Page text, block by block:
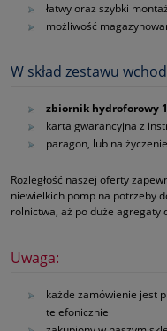
łatwy oraz szybki
możliwość
W skład zestawu
zbiornik hydroforowy
karta gwarancyjna z
paragon, lub na
Rozległość naszej oferty
niewielkich pomp na potrzeby
rolnictwa, aż po duże agregaty
Uwaga:
każde zamówienie jest
telefonicznie